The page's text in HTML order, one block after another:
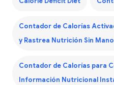
Contador de Calorías
y Rastrea Nutrición Sin
Contador de Calorías para
Información Nutricional